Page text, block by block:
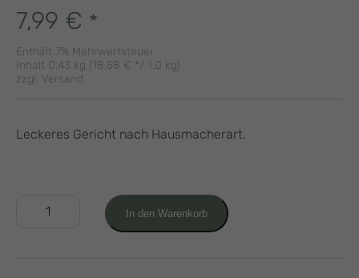
7,99 € *
Enthält 7% Mehrwertsteuer
Inhalt 0,43 kg (18,58 € */ 1,0 kg)
zzgl. Versand
Leckeres Gericht nach Hausmacherart.
Erbsensuppe
In den Warenkorb